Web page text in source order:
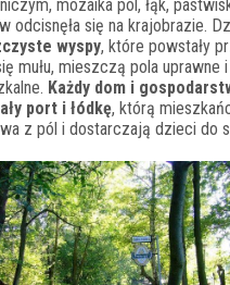
mozaika pól, łąk,
odcisnęła się na krajobrazie.
wyspy, które powstały
mułu, mieszczą pola uprawne i
Każdy dom i
port i łódkę, którą
z pól i dostarczają dzieci do